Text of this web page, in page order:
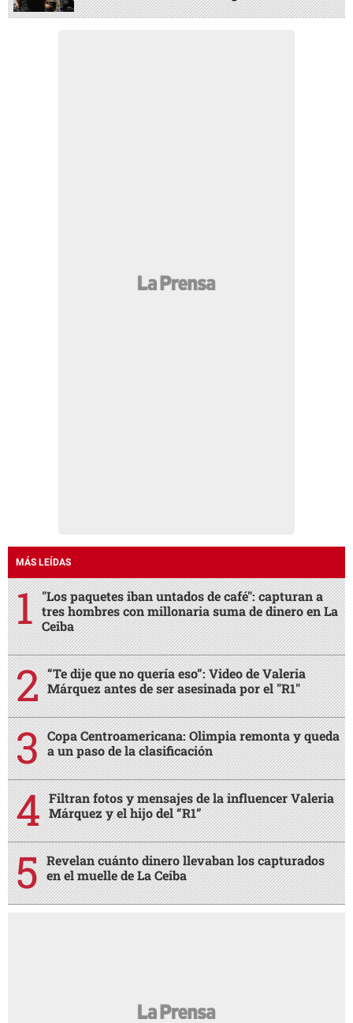
MÁS LEÍDAS
"Los paquetes iban untados de café": capturan a
tres hombres con millonaria suma de dinero en La
Ceiba
“Te dije que no quería eso”: Video de Valeria
Márquez antes de ser asesinada por el "R1"
Copa Centroamericana: Olimpia remonta y queda
a un paso de la clasificación
Filtran fotos y mensajes de la influencer Valeria
Márquez y el hijo del “R1”
Revelan cuánto dinero llevaban los capturados
en el muelle de La Ceiba